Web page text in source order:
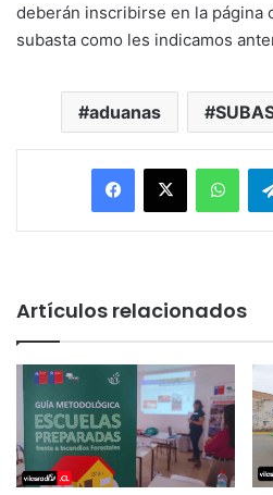
deberán inscribirse en la página
subasta como les indicamos
aduanas
Facebook
X
Artículos relacionados